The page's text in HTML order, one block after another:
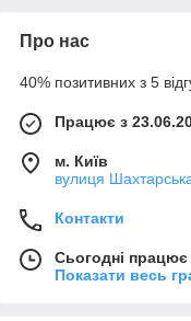
Про нас
40% позитивних з 5
Працює з
м. Київ
вулиця
Контакти
Сьогодні
Показати весь